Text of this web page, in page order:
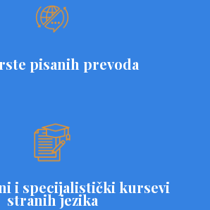
pisanih prevoda
i specijalistički kursevi
stranih jezika